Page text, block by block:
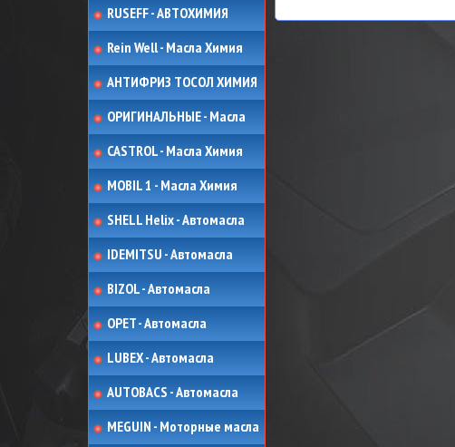
RUSEFF - АВТОХИМИЯ
Rein Well - Масла Химия
АНТИФРИЗ ТОСОЛ ХИМИЯ
ОРИГИНАЛЬНЫЕ - Масла
CASTROL - Масла Химия
MOBIL 1 - Масла Химия
SHELL Helix - Автомасла
IDEMITSU - Автомасла
BIZOL - Автомасла
OPET - Автомасла
LUBEX - Автомасла
AUTOBACS - Автомасла
MEGUIN - Моторные масла